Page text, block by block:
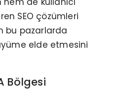
SEO çözümleri
bu pazarlarda
elde etmesini
Bölgesi